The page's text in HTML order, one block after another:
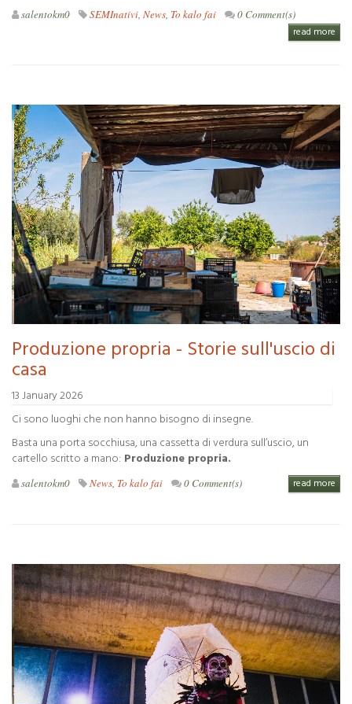
salentokm0 SEMInativi News To kalo fai 0 Comment(s)
read more
Produzione propria - Storie sull'uscio di
casa
13 January 2026
Ci sono luoghi che non hanno bisogno di insegne.
Basta una porta socchiusa, una cassetta di verdura sull’uscio, un
cartello scritto a mano: Produzione propria.
salentokm0 News, To kalo fai 0 Comment(s) read more